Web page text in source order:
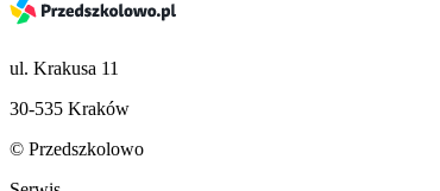
ul. Krakusa 11
30-535 Kraków
© Przedszkolowo